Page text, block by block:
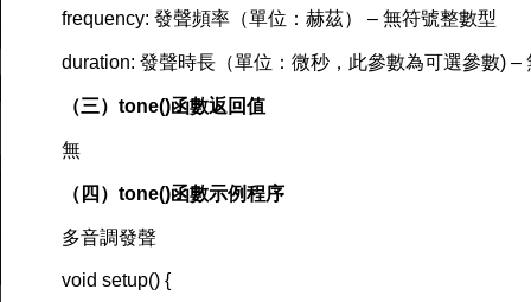
frequency: 發聲頻率（單位：赫茲） – 無符號整數型
duration: 發聲時長（單位：微秒，此參數為可選參數) –
（三）tone()函數返回值
無
（四）tone()函數示例程序
多音調發聲
void setup() {